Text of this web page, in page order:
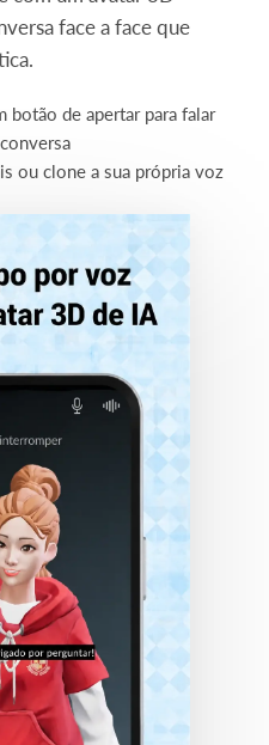
60 segundos e seu AI
com um avatar 3D
face a face que
de apertar para falar
ou clone a sua própria voz